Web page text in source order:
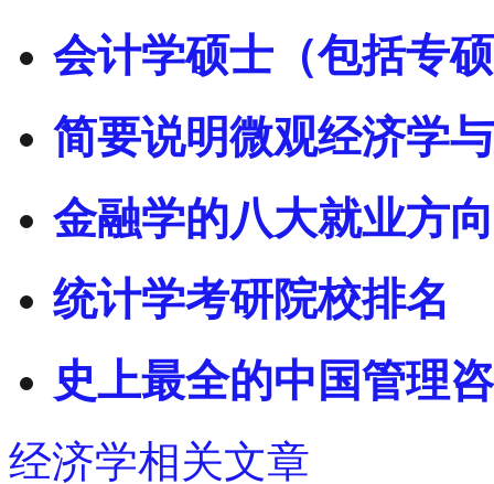
会计学硕士（包括专
简要说明微观经济学
金融学的八大就业方
统计学考研院校排名
史上最全的中国管理
经济学相关文章